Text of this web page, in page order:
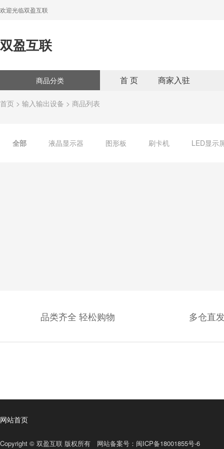
欢迎光临双盈互联
双盈互联
商品分类 首 页 商家入驻
首页 > 输入输出设备 > 商品列表
全部 液晶显示器 图形板 刷卡机 LED显示
品类齐全 轻松购物 多仓直
网站首页
Copyright © 双盈互联 版权所有 网站备案号： 闽ICP备18001855号-6